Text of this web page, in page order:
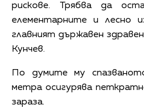
рискове. Трябва да
елементарните и лесно
главният държавен
Кунчев.
По думите му
метра осигурява
зараза.